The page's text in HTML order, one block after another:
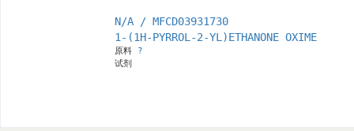
N/A / MFCD03931730
1-(1H-PYRROL-2-YL)ETHANONE OXIME
原料 ?
试剂